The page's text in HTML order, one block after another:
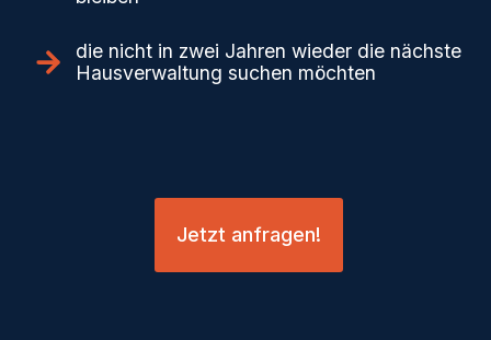
die nicht in zwei Jahren wieder die nächste
Hausverwaltung suchen möchten
Jetzt anfragen!